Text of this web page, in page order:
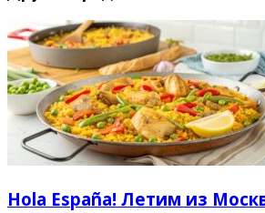
Hola España! Летим из